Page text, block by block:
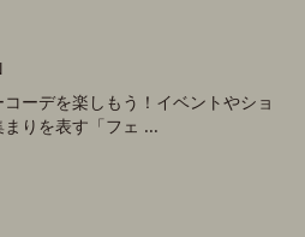
ーデを楽しもう！イベントやショ
りを表す「フェ ...